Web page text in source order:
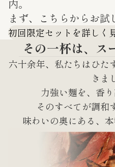
内。
まず、こちらからお試
初回限定セットを詳しく
その一杯は、ス
六十余年、私たちはひた
きま
力強い麺を、香
そのすべてが調和
味わいの奥にある、